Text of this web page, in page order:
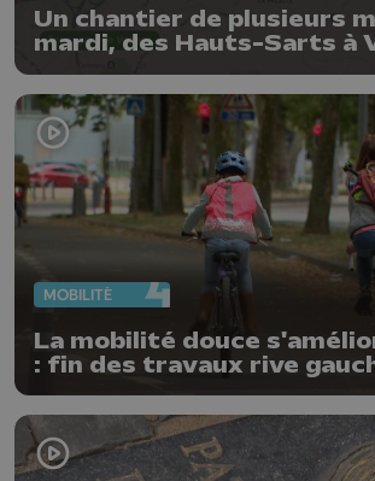
Un chantier de plusieurs
mardi, des Hauts-Sarts à
MOBILITÉ
La mobilité douce
: fin des travaux rive
cyclo-piétonnes Avroy et
Guillemins...